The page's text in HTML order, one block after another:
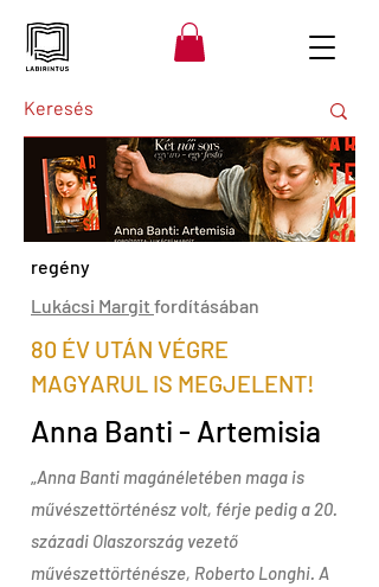
regény
Lukácsi Margit fordításában
80 ÉV UTÁN VÉGRE
MAGYARUL IS MEGJELENT!
Anna Banti - Artemisia
„Anna Banti magánéletében maga is
művészettörténész volt, férje pedig a 20.
századi Olaszország vezető
művészettörténésze, Roberto Longhi. A